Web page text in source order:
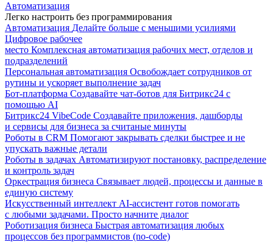
Автоматизация
Легко настроить без программирования
Автоматизация Делайте больше с меньшими усилиями
Цифровое рабочее
место Комплексная автоматизация рабочих мест, отделов и
подразделений
Персональная автоматизация Освобождает сотрудников от
рутины и ускоряет выполнение задач
Бот-платформа Создавайте чат-ботов для Битрикс24 с
помощью AI
Битрикс24 VibeCode Создавайте приложения, дашборды
и сервисы для бизнеса за считаные минуты
Роботы в CRM Помогают закрывать сделки быстрее и не
упускать важные детали
Роботы в задачах Автоматизируют постановку, распределение
и контроль задач
Оркестрация бизнеса Связывает людей, процессы и данные в
единую систему
Искусственный интеллект AI-ассистент готов помогать
с любыми задачами. Просто начните диалог
Роботизация бизнеса Быстрая автоматизация любых
процессов без программистов (no-code)